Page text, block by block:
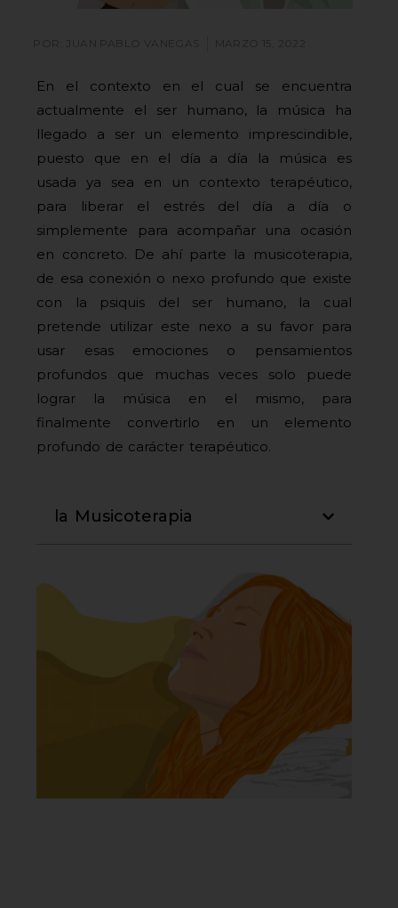
MARZO 15, 2022
En el contexto en el cual se encuentra
actualmente el ser humano, la música ha
llegado a ser un elemento imprescindible,
puesto que en el día a día la música es
usada ya sea en un contexto terapéutico,
para liberar el estrés del día a día o
simplemente para acompañar una ocasión
en concreto. De ahí parte la musicoterapia,
de esa conexión o nexo profundo que existe
con la psiquis del ser humano, la cual
pretende utilizar este nexo a su favor para
usar esas emociones o pensamientos
profundos que muchas veces solo puede
lograr la música en el mismo, para
finalmente convertirlo en un elemento
profundo de carácter terapéutico.
la Musicoterapia